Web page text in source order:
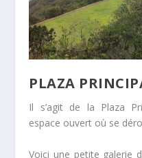
PLAZA
Il s’agit de la Plaza
espace ouvert où se
Voici une petite galerie